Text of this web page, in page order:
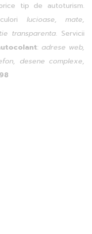
tip de autoturism.
lucioase, mate,
transparenta. Servicii
: adrese web,
desene complexe,